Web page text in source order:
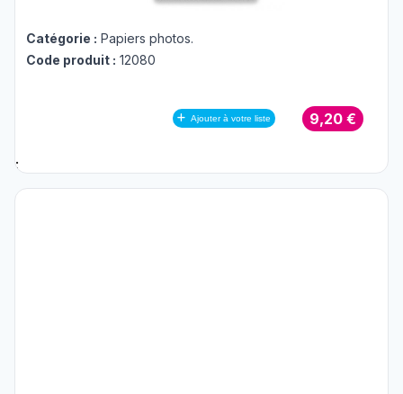
Catégorie : Papiers photos.
Code produit : 12080
Ajouter à votre liste 9,20 €
;